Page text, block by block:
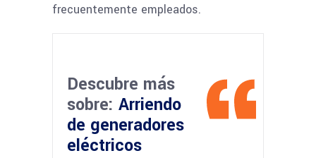
frecuentemente empleados.
Descubre más
sobre: Arriendo
de generadores
eléctricos